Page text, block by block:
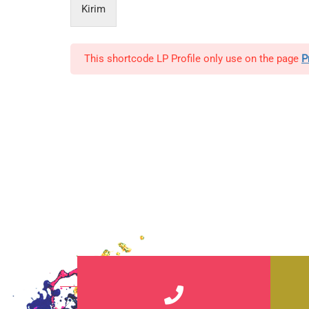
Kirim
This shortcode LP Profile only use on the page